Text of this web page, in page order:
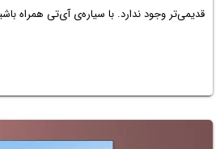
قدیمی‌تر وجود ندارد. با سیاره‌ی آی‌تی همراه